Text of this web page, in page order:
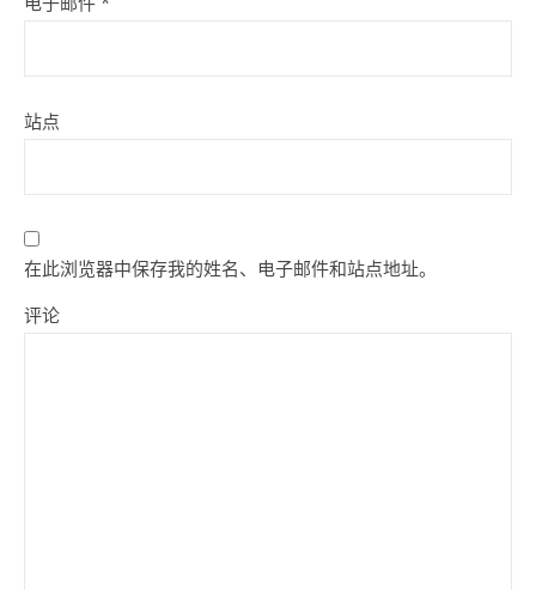
站点
在此浏览器中保存我的姓名、电子邮件和站点地址。
评论